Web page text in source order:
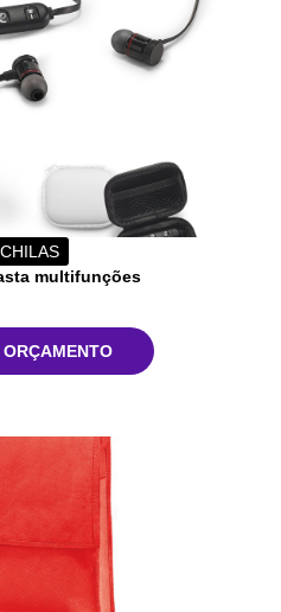
multifunções